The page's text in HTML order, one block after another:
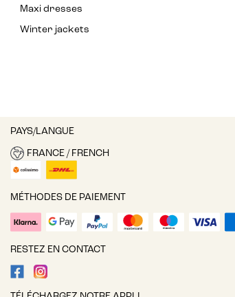
Maxi dresses
Winter jackets
PAYS/LANGUE
FRANCE / FRENCH
MÉTHODES DE PAIEMENT
RESTEZ EN CONTACT